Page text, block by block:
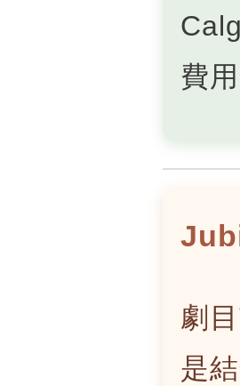
費
劇
是